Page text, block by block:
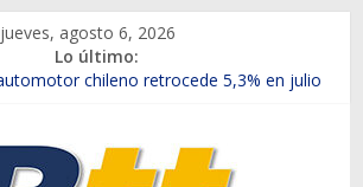
jueves, agosto 6, 2026
Lo último:
internacional en lanzar la nueva
electrificados de Chevrolet en el Biobío
con nuevas sucursales en Rancagua y